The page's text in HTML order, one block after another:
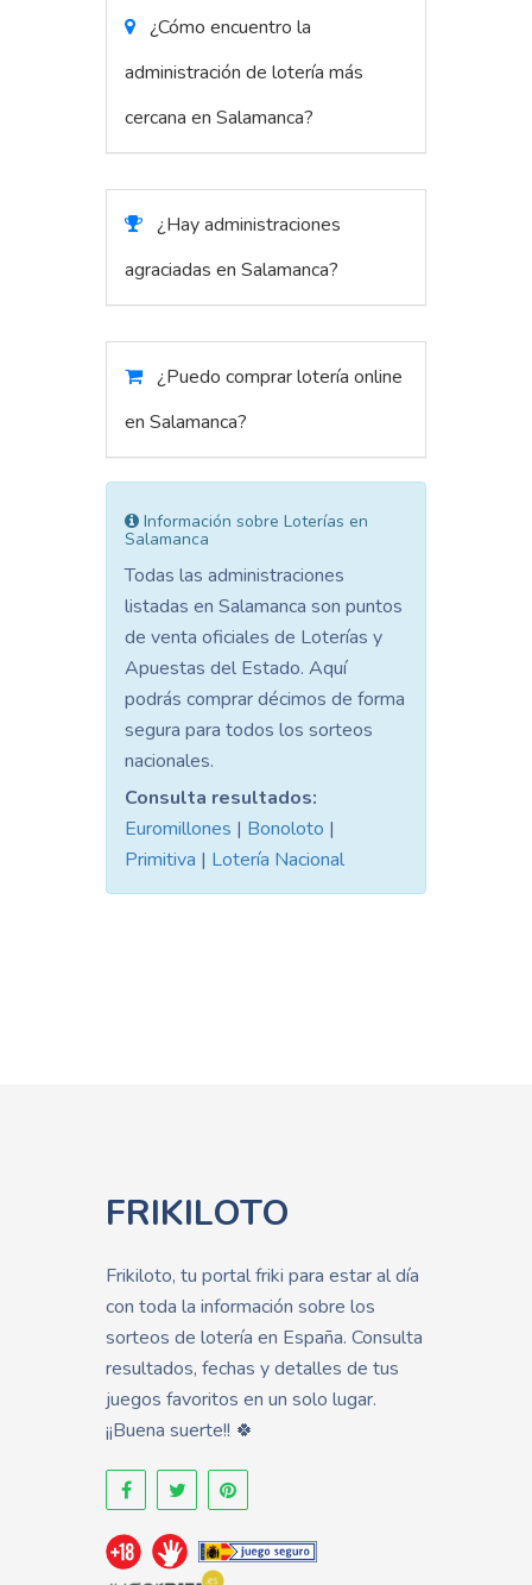
¿Cómo encuentro la
administración de lotería más
cercana en Salamanca?
¿Hay administraciones
agraciadas en Salamanca?
¿Puedo comprar lotería online
en Salamanca?
Información sobre Loterías en
Salamanca
Todas las administraciones
listadas en Salamanca son puntos
de venta oficiales de Loterías y
Apuestas del Estado. Aquí
podrás comprar décimos de forma
segura para todos los sorteos
nacionales.
Consulta resultados:
Euromillones | Bonoloto |
Primitiva | Lotería Nacional
FRIKILOTO
Frikiloto, tu portal friki para estar al día
con toda la información sobre los
sorteos de lotería en España. Consulta
resultados, fechas y detalles de tus
juegos favoritos en un solo lugar.
¡¡Buena suerte!! 🍀